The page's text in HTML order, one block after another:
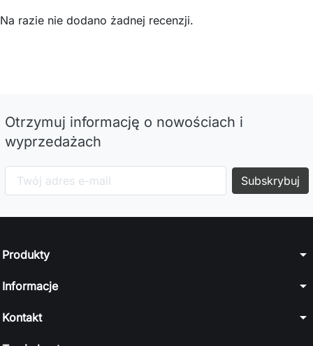
Na razie nie dodano żadnej recenzji.
Otrzymuj informację o nowościach i
wyprzedażach
Produkty arrow_drop_down
Informacje arrow_drop_down
Kontakt arrow_drop_down